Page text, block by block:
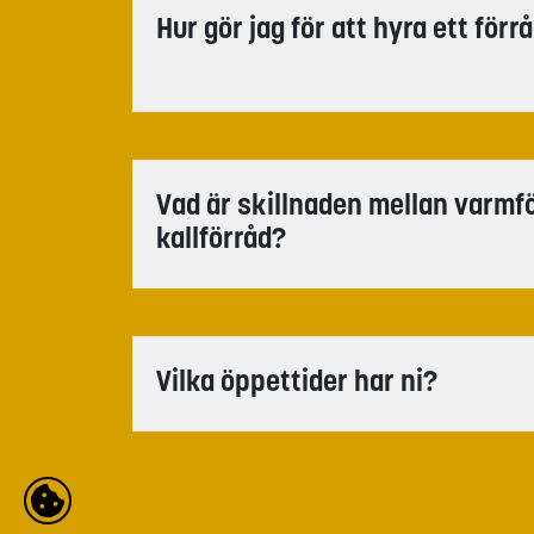
Hur gör jag för att hyra ett
Vad är skillnaden mellan
kallförråd?
Vilka öppettider har ni?